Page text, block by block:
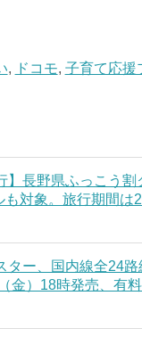
, ドコモ, 子育て応援
】長野県ふっこう割
も対象。旅行期間は
ター、国内線全24路
金）18時発売、有